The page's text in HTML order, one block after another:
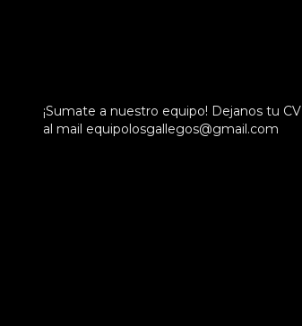
¡Sumate a nuestro equipo! Dejanos tu CV
al mail equipolosgallegos@gmail.com